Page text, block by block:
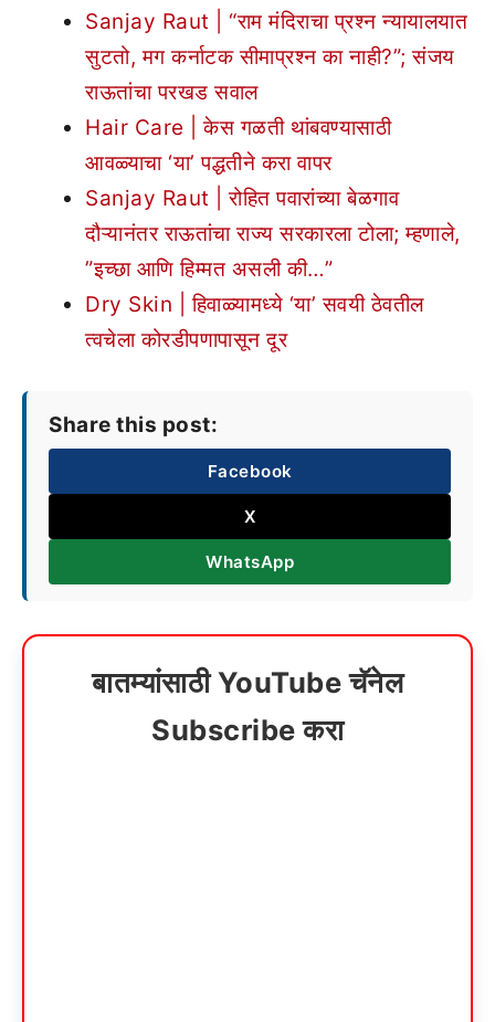
Sanjay Raut | “राम मंदिराचा प्रश्न न्यायालयात
सुटतो, मग कर्नाटक सीमाप्रश्न का नाही?”; संजय
राऊतांचा परखड सवाल
Hair Care | केस गळती थांबवण्यासाठी
आवळ्याचा ‘या’ पद्धतीने करा वापर
Sanjay Raut | रोहित पवारांच्या बेळगाव
दौऱ्यानंतर राऊतांचा राज्य सरकारला टोला; म्हणाले,
”इच्छा आणि हिम्मत असली की…”
Dry Skin | हिवाळ्यामध्ये ‘या’ सवयी ठेवतील
त्वचेला कोरडीपणापासून दूर
Share this post:
Facebook
X
WhatsApp
बातम्यांसाठी YouTube चॅनेल
Subscribe करा